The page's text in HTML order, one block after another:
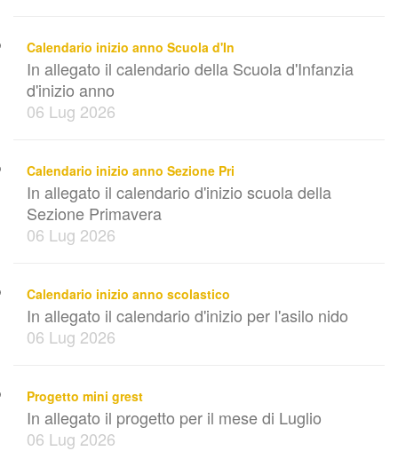
Calendario inizio anno Scuola d'In
In allegato il calendario della Scuola d'Infanzia
d'inizio anno
06 Lug 2026
Calendario inizio anno Sezione Pri
In allegato il calendario d'inizio scuola della
Sezione Primavera
06 Lug 2026
Calendario inizio anno scolastico
In allegato il calendario d'inizio per l'asilo nido
06 Lug 2026
Progetto mini grest
In allegato il progetto per il mese di Luglio
06 Lug 2026